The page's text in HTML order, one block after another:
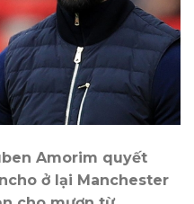
Amorim quyết
ở lại Manchester